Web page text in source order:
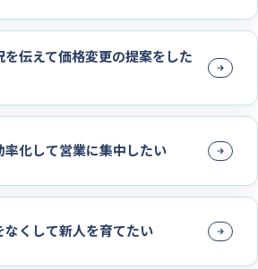
伝えて価格変更の提案をした
率化して営業に集中したい
なくして新人を育てたい